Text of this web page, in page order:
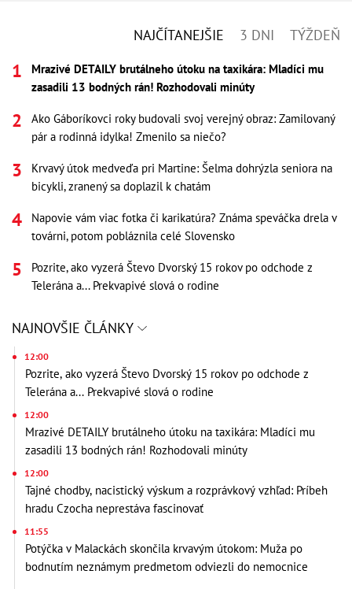
NAJČÍTANEJŠIE 3 DNI TÝŽDEŇ
Mrazivé DETAILY brutálneho útoku na taxikára: Mladíci mu
zasadili 13 bodných rán! Rozhodovali minúty
Ako Gáboríkovci roky budovali svoj verejný obraz: Zamilovaný
pár a rodinná idylka! Zmenilo sa niečo?
Krvavý útok medveďa pri Martine: Šelma dohrýzla seniora na
bicykli, zranený sa doplazil k chatám
Napovie vám viac fotka či karikatúra? Známa speváčka drela v
továrni, potom pobláznila celé Slovensko
Pozrite, ako vyzerá Števo Dvorský 15 rokov po odchode z
Telerána a... Prekvapivé slová o rodine
NAJNOVŠIE ČLÁNKY
12:00
Pozrite, ako vyzerá Števo Dvorský 15 rokov po odchode z
Telerána a... Prekvapivé slová o rodine
12:00
Mrazivé DETAILY brutálneho útoku na taxikára: Mladíci mu
zasadili 13 bodných rán! Rozhodovali minúty
12:00
Tajné chodby, nacistický výskum a rozprávkový vzhľad: Príbeh
hradu Czocha neprestáva fascinovať
11:55
Potýčka v Malackách skončila krvavým útokom: Muža po
bodnutím neznámym predmetom odviezli do nemocnice